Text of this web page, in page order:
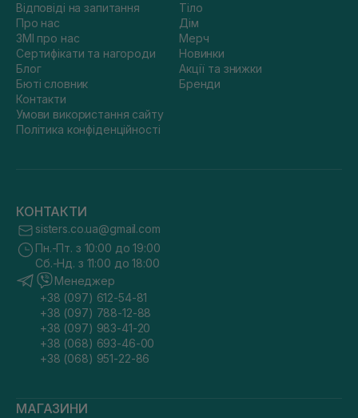
Відповіді на запитання
Про нас
ЗМІ про нас
Сертифікати та нагороди
Блог
Бюті словник
Контакти
Умови використання сайту
Політика конфіденційності
Тіло
Дім
Мерч
Новинки
Акції та знижки
Бренди
КОНТАКТИ
sisters.co.ua@gmail.com
Пн.-Пт. з 10:00 до 19:00
Сб.-Нд. з 11:00 до 18:00
Менеджер
+38 (097) 612-54-81
+38 (097) 788-12-88
+38 (097) 983-41-20
+38 (068) 693-46-00
+38 (068) 951-22-86
МАГАЗИНИ